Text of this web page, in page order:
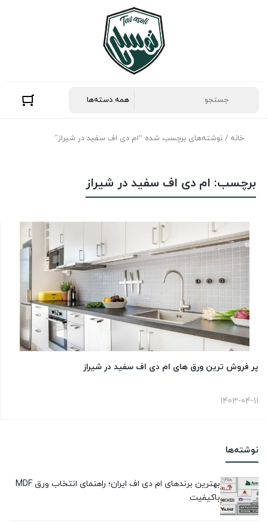
خانه / نوشته‌های برچسب شده “ام دی اف سفید در شیراز”
نوشته‌ها
بهترین برندهای ام دی اف ایران؛ راهنمای انتخاب ورق MDF
باکیفیت
برچسب: ام دی اف سفید در شیراز
پر فروش ترین ورق های ام دی اف سفید در شیراز
1403-04-11